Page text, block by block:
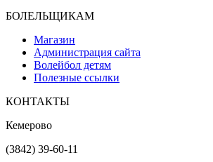
БОЛЕЛЬЩИКАМ
Магазин
Администрация сайта
Волейбол детям
Полезные ссылки
КОНТАКТЫ
Кемерово
(3842) 39-60-11